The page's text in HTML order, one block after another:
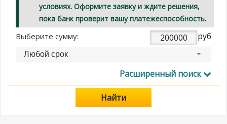
условиях. Оформите заявку и ждите решения,
пока банк проверит вашу платежеспособность.
Выберите сумму: руб
Любой срок
Расширенный поиск
Найти